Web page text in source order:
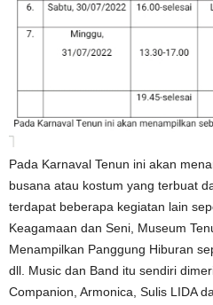
Pada Karnaval Tenun ini akan
busana atau kostum yang terbuat
terdapat beberapa kegiatan lain
Keagamaan dan Seni, Museum
Menampilkan Panggung Hiburan
dll. Music dan Band itu sendiri
Companion, Armonica, Sulis LIDA